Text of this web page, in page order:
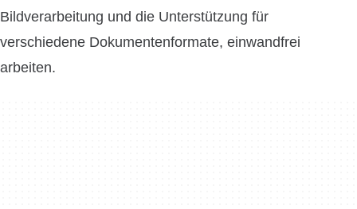
Bildverarbeitung und die Unterstützung für
verschiedene Dokumentenformate, einwandfrei
arbeiten.